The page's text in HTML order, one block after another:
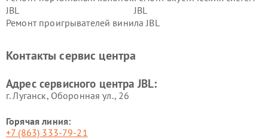
JBL
JBL
Ремонт проигрывателей винила JBL
Контакты сервис центра
Адрес сервисного центра JBL:
г. Луганск, Оборонная ул., 26
Горячая линия:
+7 (863) 333-79-21